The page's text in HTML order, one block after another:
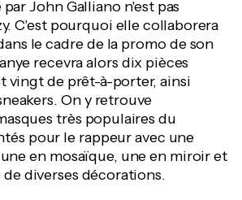
John Galliano n'est pas
C'est pourquoi elle collaborera
le cadre de la promo de son
recevra alors dix pièces
vingt de prêt-à-porter, ainsi
On y retrouve
très populaires du
pour le rappeur avec une
en mosaïque, une en miroir et
diverses décorations.